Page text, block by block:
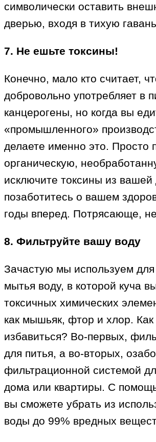
символически оставить
дверью, входя в тихую
7. Не ешьте токсины!
Конечно, мало кто считает,
добровольно употребляет в
канцерогены, но когда вы
«промышленного»
делаете именно это. Просто
органическую,
исключите токсины из вашей
позаботитесь о вашем
годы вперед. Потрясающе,
8. Фильтруйте вашу воду
Зачастую мы используем для
мытья воду, в которой куча
токсичных химических
как мышьяк, фтор и хлор.
избавиться? Во-первых,
для питья, а во-вторых,
фильтрационной системой
дома или квартиры. С
вы сможете убрать из
воды до 99% вредных